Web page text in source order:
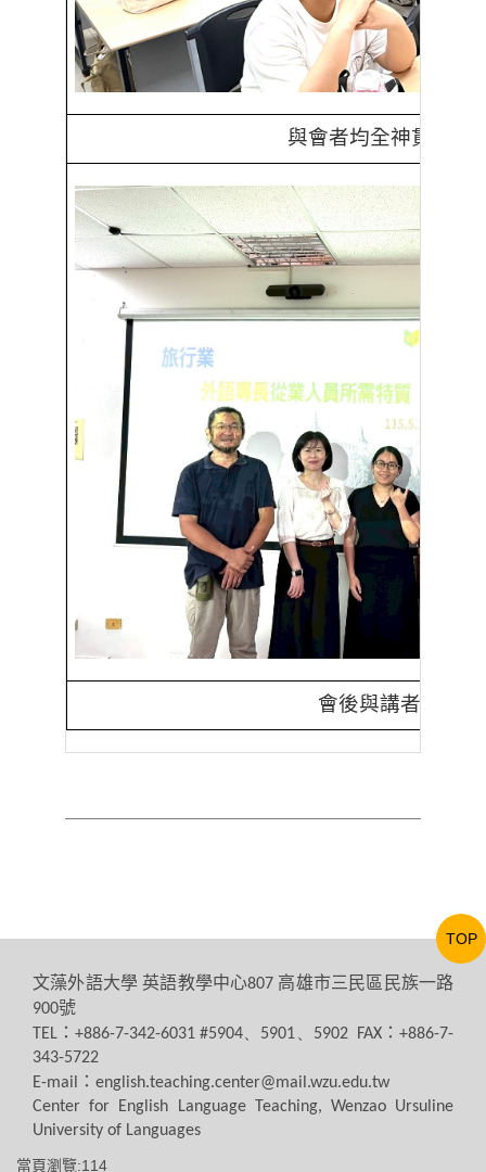
與會者均全神貫注聽
會後與講者合影
文藻外語大學 英語教學中心807 高雄市三民區民族一路
900號
TEL ：+886-7-342-6031 #5904、5901、5902 FAX：+886-7-
343-5722
E-mail
： english.teaching.center@mail.wzu.edu.tw
Center for English Language Teaching, Wenzao Ursuline
University of Languages
當頁瀏覽:114
TOP